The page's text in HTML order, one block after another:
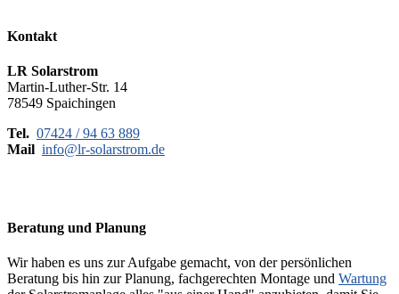
Kontakt
LR Solarstrom
Martin-Luther-Str. 14
78549 Spaichingen
Tel. 07424 / 94 63 889
Mail info@lr-solarstrom.de
Beratung und Planung
Wir haben es uns zur Aufgabe gemacht, von der persönlichen
Beratung bis hin zur Planung, fachgerechten Montage und Wartung